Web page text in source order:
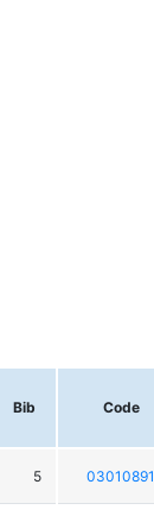
Bib Code
5 03010891